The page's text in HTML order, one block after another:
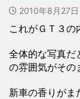
2010年8月27日
これがＧＴ３の
全体的な写真だ
の雰囲気がその
新車の香りがま